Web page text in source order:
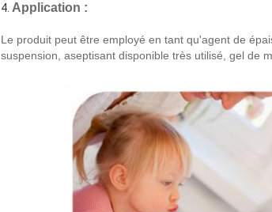
4. Application :
Le produit peut être employé en tant qu'agent de
suspension, aseptisant disponible très utilisé, gel de